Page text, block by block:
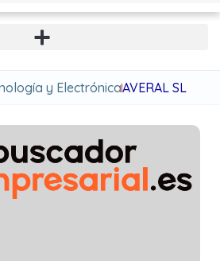
y ElectrónicaAVERAL SL